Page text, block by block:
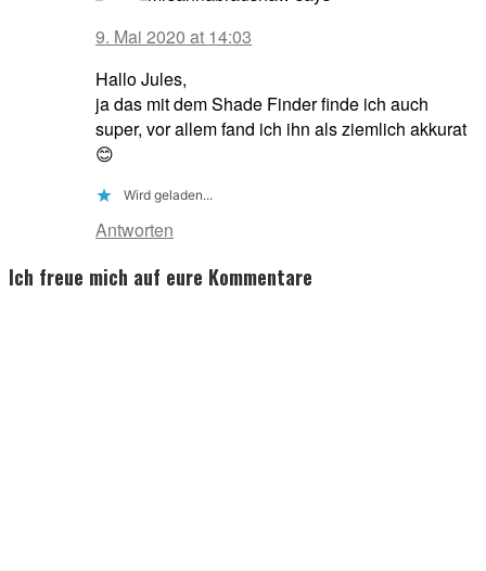
9. Mai 2020 at 14:03
Hallo Jules,
ja das mit dem Shade Finder finde ich auch
super, vor allem fand ich ihn als ziemlich akkurat
😊
Wird geladen...
Antworten
Ich freue mich auf eure Kommentare